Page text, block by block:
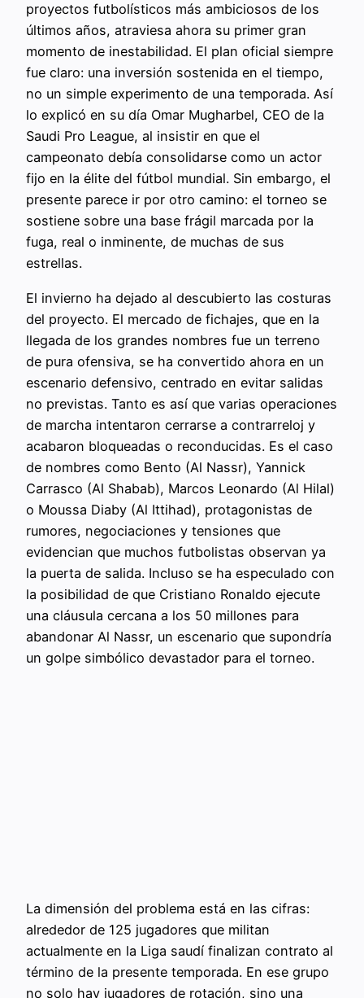
proyectos futbolísticos más ambiciosos de los
últimos años, atraviesa ahora su primer gran
momento de inestabilidad. El plan oficial siempre
fue claro: una inversión sostenida en el tiempo,
no un simple experimento de una temporada. Así
lo explicó en su día Omar Mugharbel, CEO de la
Saudi Pro League, al insistir en que el
campeonato debía consolidarse como un actor
fijo en la élite del fútbol mundial. Sin embargo, el
presente parece ir por otro camino: el torneo se
sostiene sobre una base frágil marcada por la
fuga, real o inminente, de muchas de sus
estrellas.
El invierno ha dejado al descubierto las costuras
del proyecto. El mercado de fichajes, que en la
llegada de los grandes nombres fue un terreno
de pura ofensiva, se ha convertido ahora en un
escenario defensivo, centrado en evitar salidas
no previstas. Tanto es así que varias operaciones
de marcha intentaron cerrarse a contrarreloj y
acabaron bloqueadas o reconducidas. Es el caso
de nombres como Bento (Al Nassr), Yannick
Carrasco (Al Shabab), Marcos Leonardo (Al Hilal)
o Moussa Diaby (Al Ittihad), protagonistas de
rumores, negociaciones y tensiones que
evidencian que muchos futbolistas observan ya
la puerta de salida. Incluso se ha especulado con
la posibilidad de que Cristiano Ronaldo ejecute
una cláusula cercana a los 50 millones para
abandonar Al Nassr, un escenario que supondría
un golpe simbólico devastador para el torneo.
La dimensión del problema está en las cifras:
alrededor de 125 jugadores que militan
actualmente en la Liga saudí finalizan contrato al
término de la presente temporada. En ese grupo
no solo hay jugadores de rotación, sino una